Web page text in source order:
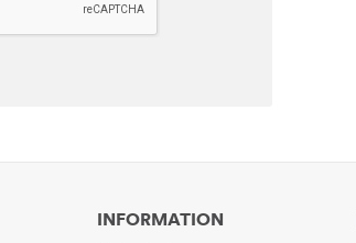
INFORMATION